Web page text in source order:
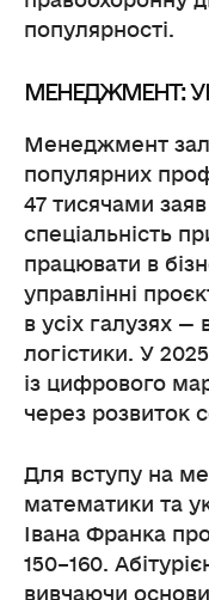
популярності.
МЕНЕДЖМЕНТ:
Менеджмент
популярних
47 тисячами
спеціальність
працювати в
управлінні
в усіх галузях —
логістики. У
із цифрового
через розвиток
Для вступу на
математики та
Івана Франка
150–160.
вивчаючи